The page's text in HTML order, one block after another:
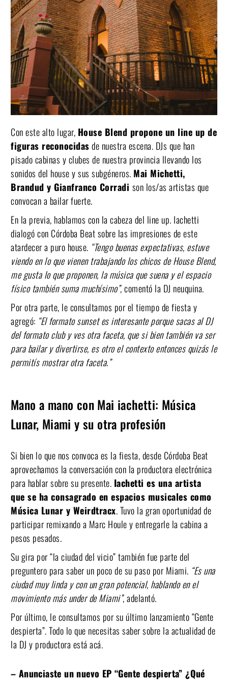
Con este alto lugar, House Blend propone un line up de
figuras reconocidasde nuestra escena. DJs que han
pisado cabinas y clubes de nuestra provincia llevando los
sonidos del house y sus subgéneros. Mai Michetti,
Brandud y Gianfranco Corradi son los/as artistas que
convocan a bailar fuerte.
En la previa, hablamos con la cabeza del line up. Iachetti
dialogó con Córdoba Beat sobre las impresiones de este
atardecer a puro house. “Tengo buenas expectativas, estuve
viendo en lo que vienen trabajando los chicos de House Blend,
me gusta lo que proponen, la música que suena y el espacio
físico también suma muchísimo”, comentó la DJ neuquina.
Por otra parte, le consultamos por el tiempo de fiesta y
agregó: “El formato sunset es interesante porque sacas al DJ
del formato club y ves otra faceta, que si bien también va ser
para bailar y divertirse, es otro el contexto entonces quizás le
permitís mostrar otra faceta.”
Mano a mano con Mai iachetti: Música
Lunar, Miami y su otra profesión
Si bien lo que nos convoca es la fiesta, desde Córdoba Beat
aprovechamos la conversación con la productora electrónica
para hablar sobre su presente. Iachetti es una artista
que se ha consagrado en espacios musicales como
Música Lunar y Weirdtracx. Tuvo la gran oportunidad de
participar remixando a Marc Houle y entregarle la cabina a
pesos pesados.
Su gira por “la ciudad del vicio” también fue parte del
preguntero para saber un poco de su paso por Miami. “Es una
ciudad muy linda y con un gran potencial, hablando en el
movimiento más under de Miami”, adelantó.
Por último, le consultamos por su último lanzamiento “Gente
despierta”. Todo lo que necesitas saber sobre la actualidad de
la DJ y productora está acá.
– Anunciaste un nuevo EP “Gente despierta” ¿Qué